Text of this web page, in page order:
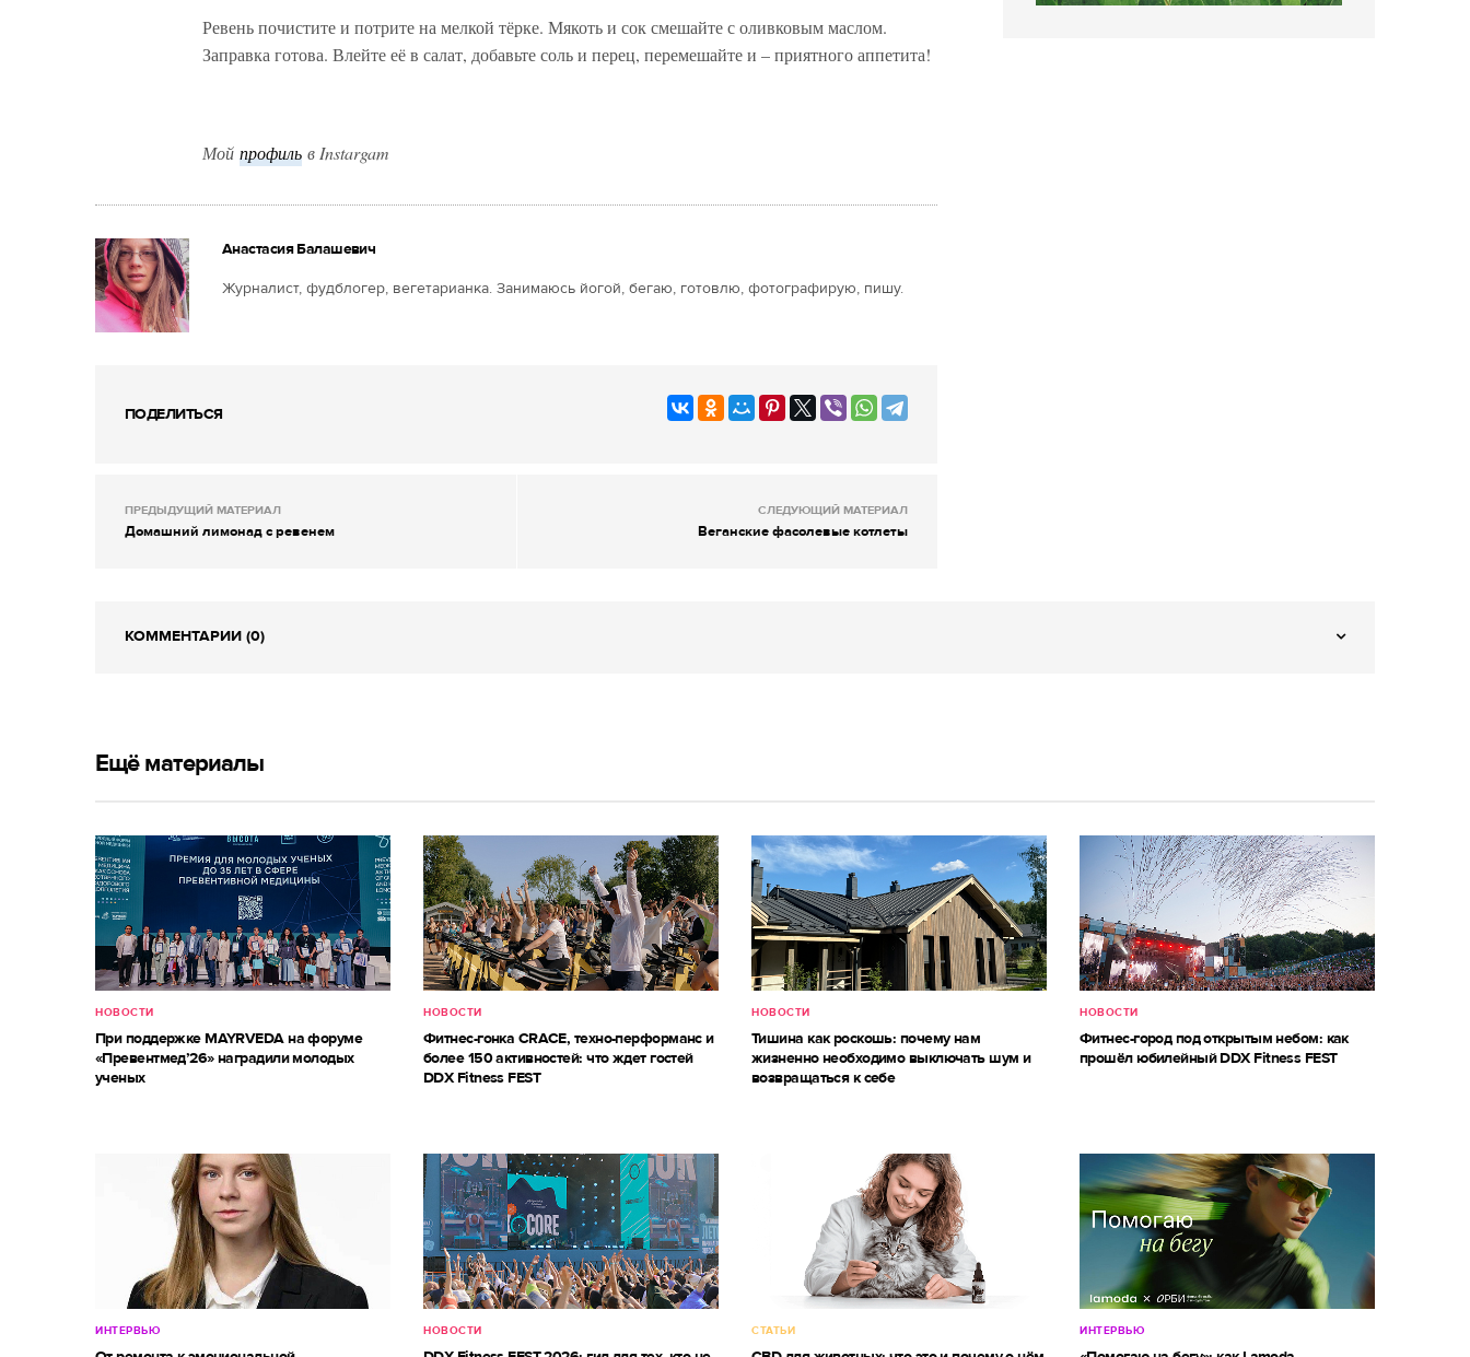
Ревень почистите и потрите на мелкой тёрке. Мякоть и сок смешайте с оливковым маслом.
Заправка готова. Влейте её в салат, добавьте соль и перец, перемешайте и – приятного аппетита!
Мой профиль в Instargam
Анастасия Балашевич
Журналист, фудблогер, вегетарианка. Занимаюсь йогой, бегаю, готовлю, фотографирую, пишу.
ПОДЕЛИТЬСЯ
ПРЕДЫДУЩИЙ МАТЕРИАЛ
Домашний лимонад с ревенем
СЛЕДУЮЩИЙ МАТЕРИАЛ
Веганские фасолевые котлеты
КОММЕНТАРИИ (0)
Ещё материалы
НОВОСТИ
При поддержке MAYRVEDA на форуме
«Превентмед’26» наградили молодых
ученых
НОВОСТИ
Фитнес-гонка CRACE, техно-перформанс и
более 150 активностей: что ждет гостей
DDX Fitness FEST
НОВОСТИ
Тишина как роскошь: почему нам
жизненно необходимо выключать шум и
возвращаться к себе
НОВОСТИ
Фитнес-город под открытым небом: как
прошёл юбилейный DDX Fitness FEST
ИНТЕРВЬЮ НОВОСТИ СТАТЬИ ИНТЕРВЬЮ